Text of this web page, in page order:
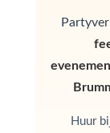
Huur